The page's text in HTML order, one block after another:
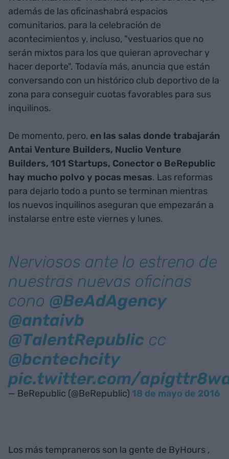
además de las oficinashabrá espacios
comunitarios, para la celebración de
acontecimientos y, incluso, "vestuarios que no
serán mixtos para los que quieran aprovechar y
hacer deporte". Todavía más, anuncia que están
conversando con un histórico club deportivo de la
zona para conseguir cuotas favorables para sus
inquilinos.
De momento, pero, en las salas donde trabajarán
Antai Venture Builders, Nuclio Venture
Builders, 101 Startups, Conector o BeRepublic
hay mucho polvo y pocas mesas. Las reformas
para dejarlo todo a punto se terminan mientras
los nuevos inquilinos aseguran que empezarán a
instalarse entre este viernes y lunes.
Nerviosos ante lo estreno de
nuestras nuevas oficinas
cono @BeAdAgency
@antaivb
@TalentRepublic cc
@bcntechcity
pic.twitter.com/
— BeRepublic (@BeRepublic) 18 de mayo de 2016
Los más tempraneros son la gente de ByHours ,